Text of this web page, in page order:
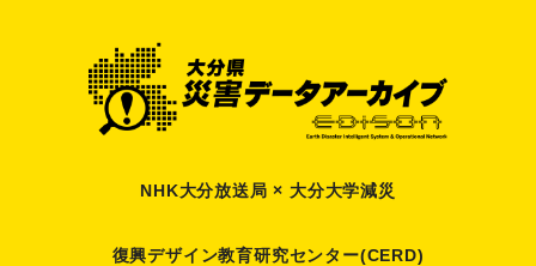
NHK大分放送局 × 大分大学減災
復興デザイン教育研究センター(CERD)